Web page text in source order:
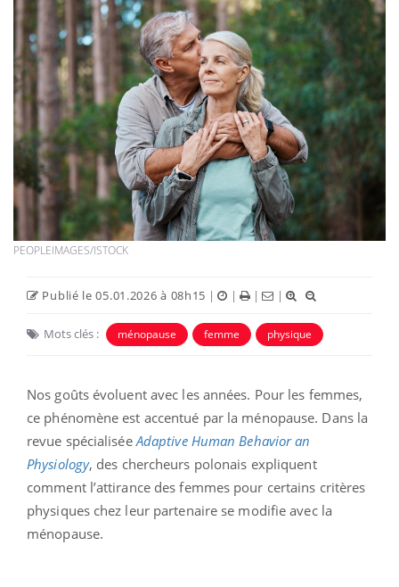
PEOPLEIMAGES/ISTOCK
Publié le 05.01.2026 à 08h15 | | | |
Mots clés : ménopause femme physique
Nos goûts évoluent avec les années. Pour les femmes,
ce phénomène est accentué par la ménopause. Dans la
revue spécialisée Adaptive Human Behavior an
Physiology, des chercheurs polonais expliquent
comment l’attirance des femmes pour certains critères
physiques chez leur partenaire se modifie avec la
ménopause.